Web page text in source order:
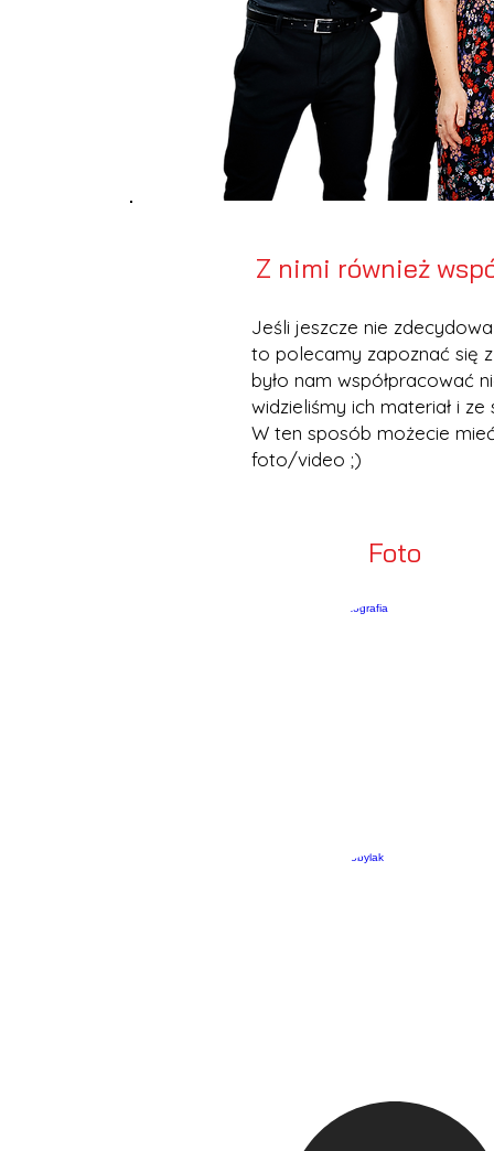
Z nimi również
Jeśli jeszcze nie
to polecamy zapoznać się
było nam współpracować
widzieliśmy ich materiał i
W ten sposób możecie
foto/video ;)
Foto